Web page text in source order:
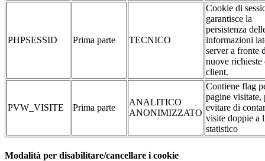
PHPSESSID Prima parte TECNICO
Cookie di
garantisce la
persistenza
informazioni
server a fronte
nuove richieste
client.
PVW_VISITE Prima parte
ANALITICO
ANONIMIZZATO
Contiene flag
pagine visitate,
evitare di
visite doppie a
statistico
Modalità per disabilitare/cancellare i cookie